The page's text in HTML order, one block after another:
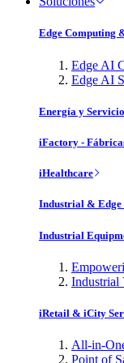
Edge Computing
Edge AI
Edge AI
Energía y
iFactory -
iHealthcare
Industrial & Edge
Industrial
Industrial
iRetail & iCity
All-in-
Point of